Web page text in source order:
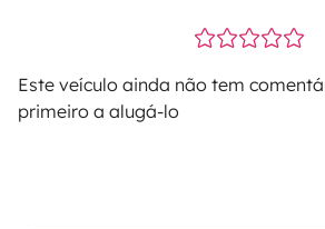
Este veículo ainda não tem
primeiro a alugá-lo